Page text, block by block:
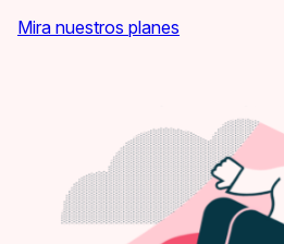
Mira nuestros planes